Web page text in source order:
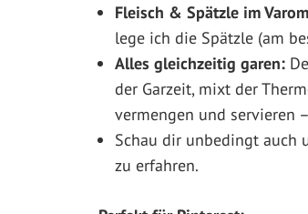
Fleisch & Spätzle im
lege ich die Spätzle (am
Alles gleichzeitig garen:
der Garzeit, mixt der
vermengen und servieren
Schau dir unbedingt auch
zu erfahren.